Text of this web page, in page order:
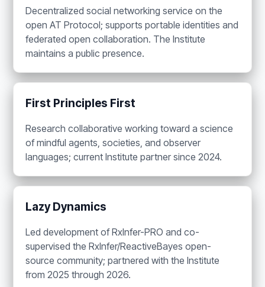
Decentralized social networking service on the
open AT Protocol; supports portable identities and
federated open collaboration. The Institute
maintains a public presence.
First Principles First
Research collaborative working toward a science
of mindful agents, societies, and observer
languages; current Institute partner since 2024.
Lazy Dynamics
Led development of RxInfer-PRO and co-
supervised the RxInfer/ReactiveBayes open-
source community; partnered with the Institute
from 2025 through 2026.